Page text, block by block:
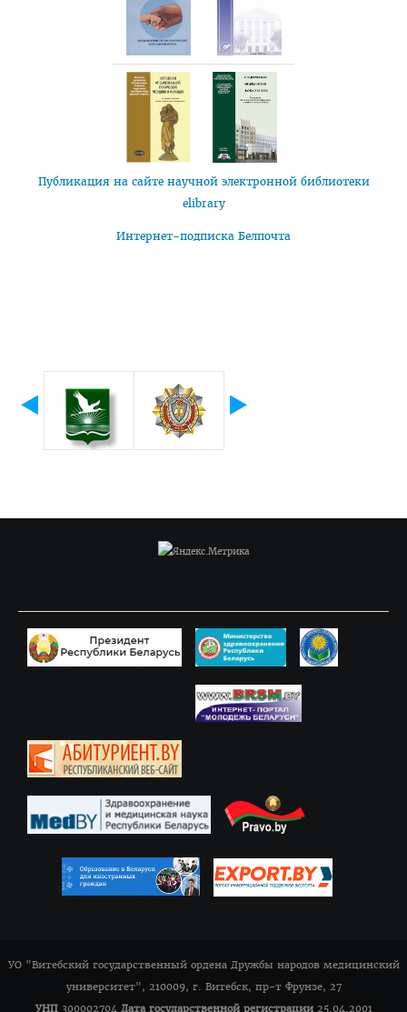
Публикация на сайте научной электронной библиотеки
elibrary
Интернет-подписка Белпочта
УО "Витебский государственный ордена Дружбы народов медицинский
университет", 210009, г. Витебск, пр-т Фрунзе, 27
УНП300002704 Дата государственной регистрации25.04.2001